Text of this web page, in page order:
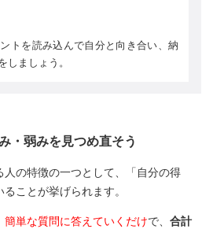
トを読み込んで自分と向き合い、納
しましょう。
・弱みを見つめ直そう
人の特徴の一つとして、「自分の得
ことが挙げられます。
簡単な質問に答えていくだけで、 合計